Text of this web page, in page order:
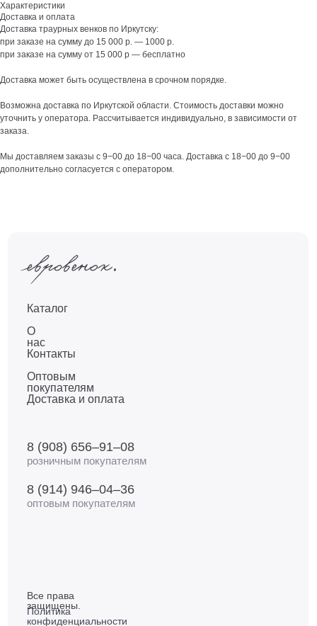
Характеристики
Доставка и оплата
Доставка траурных венков по Иркутску:
при заказе на сумму до 15 000 р. — 1000 р.
при заказе на сумму от 15 000 р — бесплатно
Доставка может быть осуществлена в срочном порядке.
Возможна доставка по Иркутской области. Стоимость доставки можно
уточнить у оператора. Рассчитывается индивидуально, в зависимости от
заказа.
Мы доставляем заказы с 9−00 до 18−00 часа. Доставка с 18−00 до 9−00
дополнительно согласуется с оператором.
Все права
защищены.
Политика
конфиденциальности
Каталог
О
нас
Контакты
Оптовым
покупателям
Доставка и оплата
8 (908) 656–91–08
розничным покупателям
8 (914) 946–04–36
оптовым покупателям